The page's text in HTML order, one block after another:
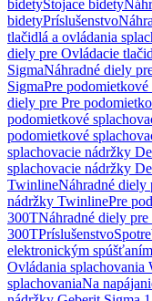
bidetyStojace bidety
bidetyPríslušenstvo
tlačidlá a ovládania
diely pre Ovládacie
SigmaNáhradné diely
SigmaPre
diely pre Pre
podomietkové
podomietkové
splachovacie nádržky
splachovacie nádržky
TwinlineNáhradné diely
nádržky TwinlinePre
300TNáhradné diely
300TPríslušenstvo
elektronickým
Ovládania
splachovaniaNa